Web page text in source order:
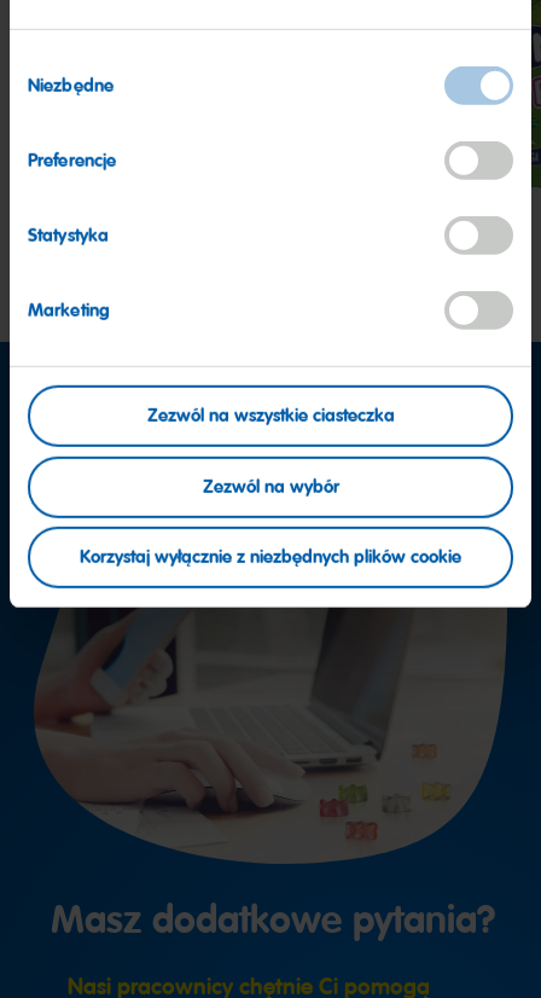
zgody
Niezbędne
Preferencje
Statystyka
Marketing
Zezwól na wszystkie ciasteczka
Zezwól na wybór
Korzystaj wyłącznie z niezbędnych plików cookie
MAOAM
Masz dodatkowe pytania?
Nasi pracownicy chętnie Ci pomogą